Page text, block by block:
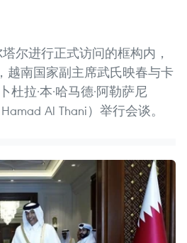
尔进行正式访问的框构内，
越南国家副主席武氏映春与卡
杜拉·本·哈马德·阿勒萨尼
Al Thani）举行会谈。